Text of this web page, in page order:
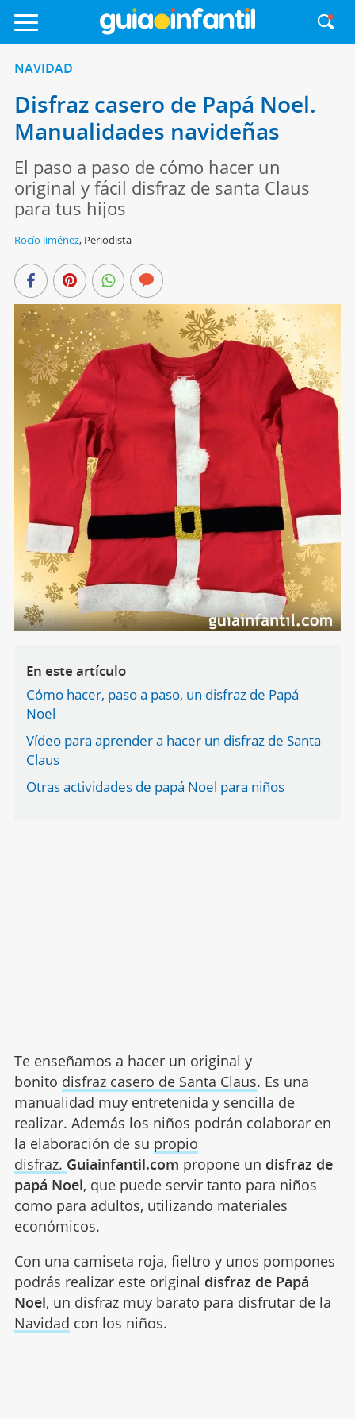
NAVIDAD
Disfraz casero de Papá Noel.
Manualidades navideñas
El paso a paso de cómo hacer un
original y fácil disfraz de santa Claus
para tus hijos
Rocío Jiménez, Periodista
En este artículo
Cómo hacer, paso a paso, un disfraz de Papá
Noel
Vídeo para aprender a hacer un disfraz de Santa
Claus
Otras actividades de papá Noel para niños
Te enseñamos a hacer un original y
bonito disfraz casero de Santa Claus. Es una
manualidad muy entretenida y sencilla de
realizar. Además los niños podrán colaborar en
la elaboración de su propio
disfraz. Guiainfantil.com propone un disfraz de
papá Noel, que puede servir tanto para niños
como para adultos, utilizando materiales
económicos.
Con una camiseta roja, fieltro y unos pompones
podrás realizar este original disfraz de Papá
Noel, un disfraz muy barato para disfrutar de la
Navidad con los niños.